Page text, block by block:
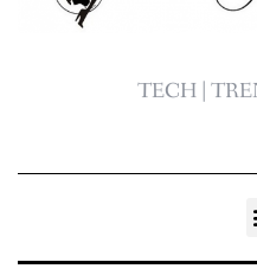
TECH |